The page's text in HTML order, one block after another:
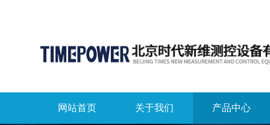
网站首页 关于我们 产品中心